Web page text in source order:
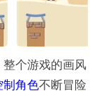
整个游戏的画风
角色不断冒险